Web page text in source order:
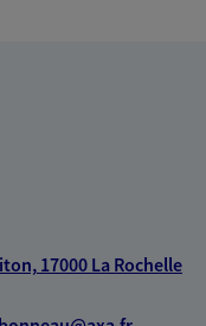
17000 La Rochelle